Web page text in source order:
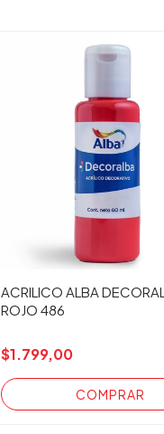
ACRILICO ALBA
ROJO 486
$1.799,00